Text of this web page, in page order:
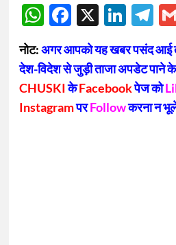
WhatsApp
Facebook
X
नोट:अगर आपको यह खबर पसंद आई
देश-विदेश से जुड़ी ताजा अपडेट पाने
CHUSKIकेFacebookपेज को
InstagramपरFollowकरना न